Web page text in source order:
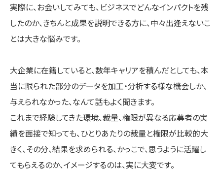
実際に、お会いしてみても、ビジネスでどんなインパクトを残
したのか、きちんと成果を説明できる方に、中々出逢えないこ
とは大きな悩みです。
大企業に在籍していると、数年キャリアを積んだとしても、本
当に限られた部分のデータを加工・分析する様な機会しか、
与えられなかった、なんて話もよく聞きます。
これまで経験してきた環境、裁量、権限が異なる応募者の実
績を面接で知っても、ひとりあたりの裁量と権限が比較的大
きく、その分、結果を求められる、かっこで、思うように活躍し
てもらえるのか、イメージするのは、実に大変です。